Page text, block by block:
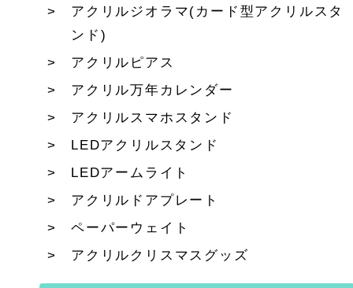
アクリルジオラマ(カード型アクリルスタ
ンド)
アクリルピアス
アクリル万年カレンダー
アクリルスマホスタンド
LEDアクリルスタンド
LEDアームライト
アクリルドアプレート
ペーパーウェイト
アクリルクリスマスグッズ